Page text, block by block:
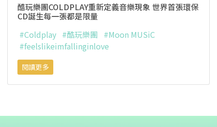
酷玩樂團COLDPLAY重新定義音樂現象 世界首張環保
CD誕生每一張都是限量
#Coldplay #酷玩樂團 #Moon MUSiC
#feelslikeimfallinginlove
閱讀更多